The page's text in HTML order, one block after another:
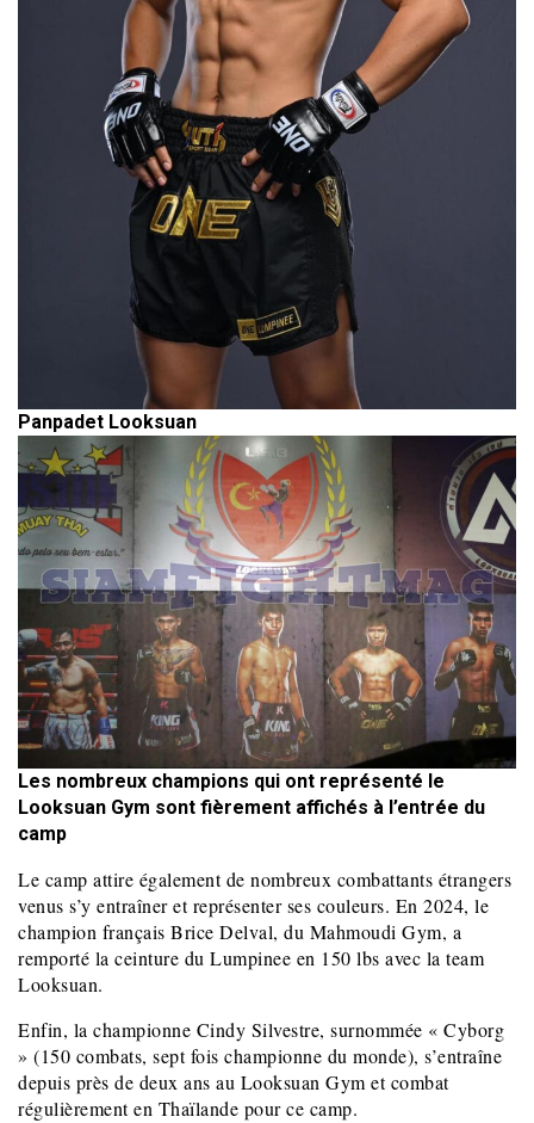
Panpadet Looksuan
Les nombreux champions qui ont représenté le
Looksuan Gym sont fièrement affichés à l’entrée du
camp
Le camp attire également de nombreux combattants étrangers
venus s’y entraîner et représenter ses couleurs. En 2024, le
champion français Brice Delval, du Mahmoudi Gym, a
remporté la ceinture du Lumpinee en 150 lbs avec la team
Looksuan.
Enfin, la championne Cindy Silvestre, surnommée « Cyborg
» (150 combats, sept fois championne du monde), s’entraîne
depuis près de deux ans au Looksuan Gym et combat
régulièrement en Thaïlande pour ce camp.